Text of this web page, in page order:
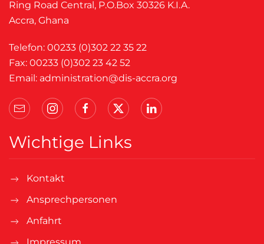
Ring Road Central, P.O.Box 30326 K.I.A.
Accra, Ghana
Telefon: 00233 (0)302 22 35 22
Fax: 00233 (0)302 23 42 52
Email: administration@dis-accra.org
Wichtige Links
Kontakt
Ansprechpersonen
Anfahrt